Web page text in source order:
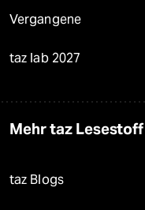
Vergangene
taz lab 2027
Mehr taz Lesestoff
taz Blogs